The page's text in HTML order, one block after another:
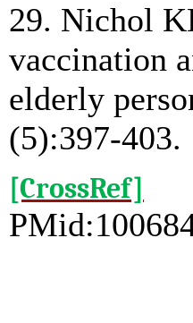
29. Nichol
vaccination
elderly
(5):397-403.
[CrossRef]